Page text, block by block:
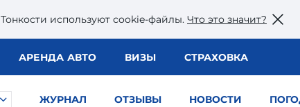
Тонкости используют сookie-файлы. Что это значит?
АРЕНДА АВТО ВИЗЫ СТРАХОВКА
ЖУРНАЛ ОТЗЫВЫ НОВОСТИ